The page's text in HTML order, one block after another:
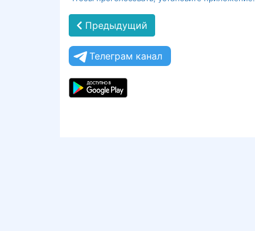
Предыдущий
Телеграм канал